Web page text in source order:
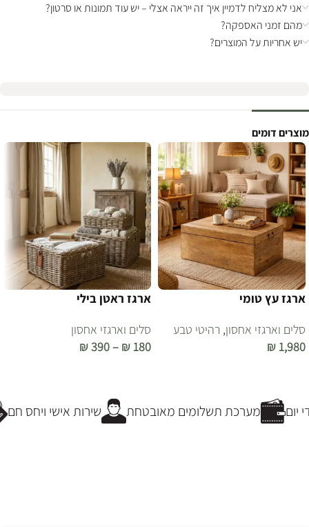
אני לא מצליח לדמיין איך זה ייראה אצלי – יש עוד תמונות או סרטון?
מהם זמני האספקה?
יש אחריות על המוצרים?
מוצרים דומים
ארגז עץ טומי
סלים וארגזי אחסון, רהיטי טבע
₪ 1,980
ארגז ראטן בילי
סלים וארגזי אחסון
₪ 180
–
₪390
שירות אישי ויחס חם מערכת תשלומים מאובטחת